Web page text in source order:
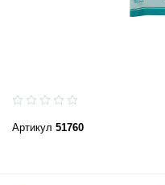
Артикул 51760